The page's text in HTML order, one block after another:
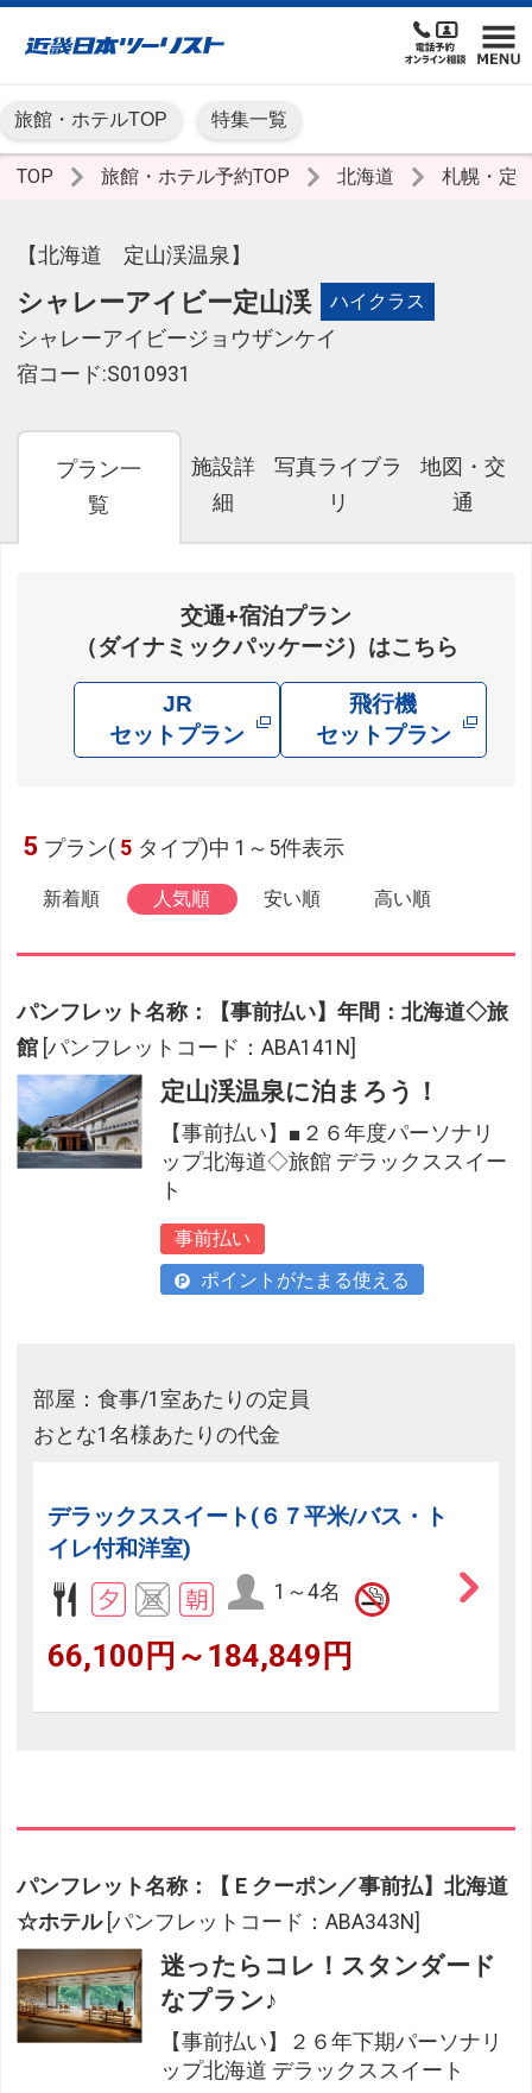
旅館・ホテルTOP 特集一覧
TOP 旅館・ホテル予約TOP 北海道 札幌・定
【北海道 定山渓温泉】
シャレーアイビー定山渓 ハイクラス
シャレーアイビージョウザンケイ
宿コード:S010931
プラン一
覧
施設詳
細
写真ライブラ
リ
地図・交
通
交通+宿泊プラン
（ダイナミックパッケージ）はこちら
JR
セットプラン
飛行機
セットプラン
5 プラン( 5 タイプ)中 1～5件表示
新着順 人気順 安い順 高い順
パンフレット名称：【事前払い】年間：北海道◇旅
館 [パンフレットコード：ABA141N]
定山渓温泉に泊まろう！
【事前払い】■２６年度パーソナリ
ップ北海道◇旅館 デラックススイー
ト
事前払い
ポイントがたまる使える
部屋：食事/1室あたりの定員
おとな1名様あたりの代金
デラックススイート(６７平米/バス・ト
イレ付和洋室)
1～4名
66,100円～184,849円
パンフレット名称：【Ｅクーポン／事前払】北海道
☆ホテル [パンフレットコード：ABA343N]
迷ったらコレ！スタンダード
なプラン♪
【事前払い】２６年下期パーソナリ
ップ北海道 デラックススイート